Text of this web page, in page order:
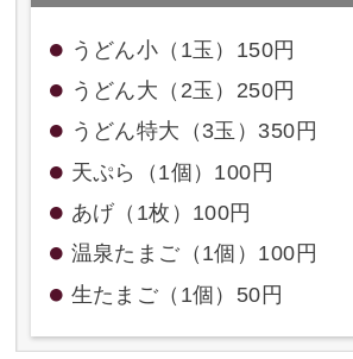
うどん小（1玉）150円
うどん大（2玉）250円
うどん特大（3玉）350円
天ぷら（1個）100円
あげ（1枚）100円
温泉たまご（1個）100円
生たまご（1個）50円